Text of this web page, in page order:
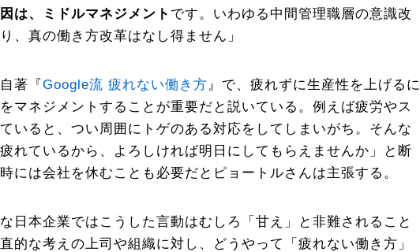
は、ミドルマネジメント です。いわゆる中間管理職層の意識改
、真の働き方改革はなし得ません」
著『Google流 疲れない働き方』で、疲れずに生産性を上げるに
マネジメントすることが重要だと説いている。例えば疲労やス
いると、つい周囲にトゲのある対応をしてしまいがち。そんな
れているから、よろしければ明日にしてもらえませんか」と断
には会社を休むことも必要だとピョートルさんは主張する。
日本企業ではこうした言動はむしろ「甘え」と非難されること
的な考えの上司や組織に対し、どうやって「疲れない働き方」